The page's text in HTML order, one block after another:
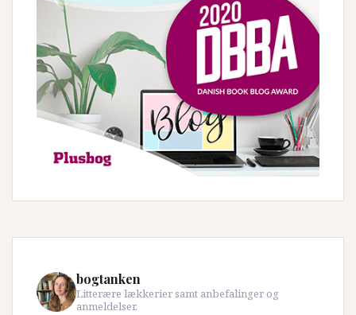
bogtanken
Litterære lækkerier samt anbefalinger og
anmeldelser.